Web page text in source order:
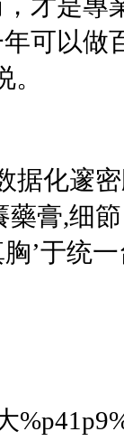
可以做
据化邃
膏,细
胸’于统